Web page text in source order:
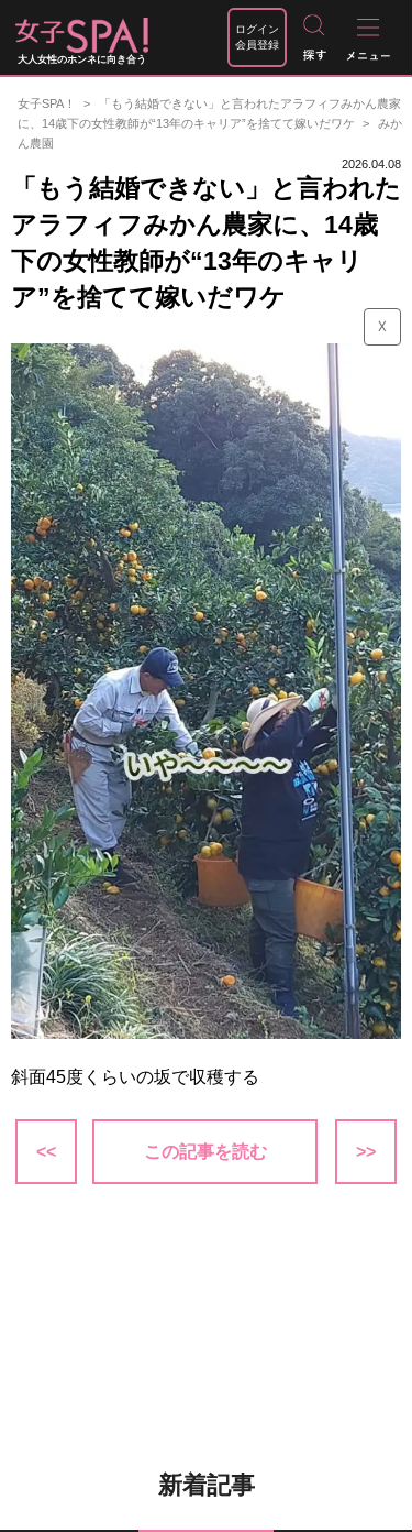
大人女性のホンネに向き合う
ログイン
会員登録
女子SPA！
「もう結婚できない」と言われたアラフィフみかん農家
に、14歳下の女性教師が“13年のキャリア”を捨てて嫁いだワケ
みか
ん農園
2026.04.08
「もう結婚できない」と言われた
アラフィフみかん農家に、14歳
下の女性教師が“13年のキャリ
ア”を捨てて嫁いだワケ
☓
斜面45度くらいの坂で収穫する
<< この記事を読む >>
新着記事